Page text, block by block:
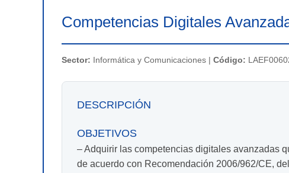
Competencias Digitales
Sector: Informática y Comunicaciones | Código:
DESCRIPCIÓN
OBJETIVOS
– Adquirir las competencias digitales avanzadas
de acuerdo con Recomendación 2006/962/CE,